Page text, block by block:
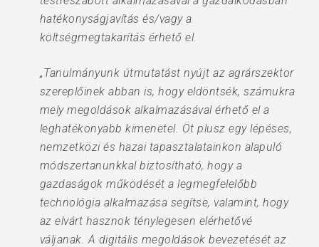
hatékonyságjavítás és/vagy a
költségmegtakarítás érhető el.
„Tanulmányunk útmutatást nyújt az agrárszektor
szereplőinek abban is, hogy eldöntsék, számukra
mely megoldások alkalmazásával érhető el a
leghatékonyabb kimenetel. Öt plusz egy lépéses,
nemzetközi és hazai tapasztalatainkon alapuló
módszertanunkkal biztosítható, hogy a
gazdaságok működését a legmegfelelőbb
technológia alkalmazása segítse, valamint, hogy
az elvárt hasznok ténylegesen elérhetővé
váljanak. A digitális megoldások bevezetését az